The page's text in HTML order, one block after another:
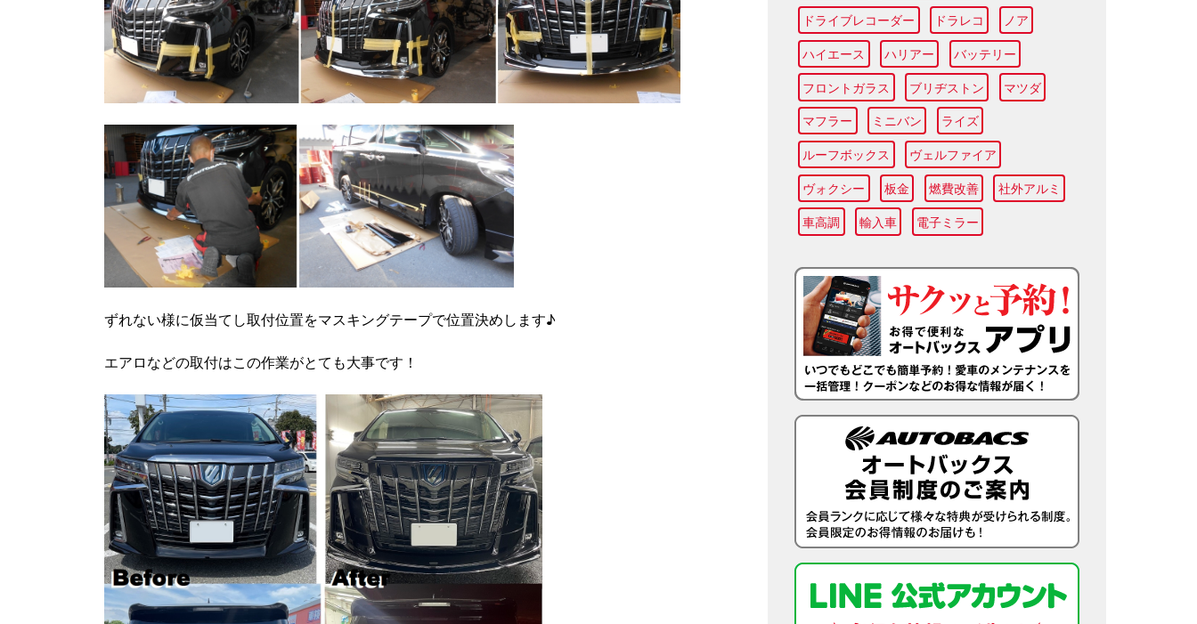
ずれない様に仮当てし取付位置をマスキングテープで位置決めします♪
エアロなどの取付はこの作業がとても大事です！
ドライブレコーダー ドラレコ ノア
ハイエース ハリアー バッテリー
フロントガラス ブリヂストン マツダ
マフラー ミニバン ライズ
ルーフボックス ヴェルファイア
ヴォクシー 板金 燃費改善 社外アルミ
車高調 輸入車 電子ミラー